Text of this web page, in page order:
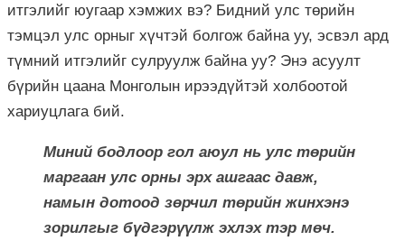
итгэлийг юугаар хэмжих вэ? Бидний улс төрийн
тэмцэл улс орныг хүчтэй болгож байна уу, эсвэл ард
түмний итгэлийг сулруулж байна уу? Энэ асуулт
бүрийн цаана Монголын ирээдүйтэй холбоотой
хариуцлага бий.
Миний бодлоор гол аюул нь улс төрийн
маргаан улс орны эрх ашгаас давж,
намын дотоод зөрчил төрийн жинхэнэ
зорилгыг бүдгэрүүлж эхлэх тэр мөч.